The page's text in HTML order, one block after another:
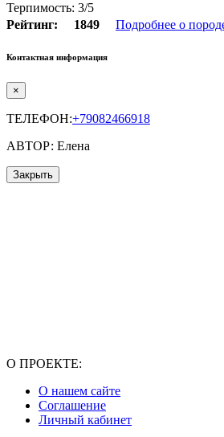
Терпимость: 3/5
Рейтинг:
1849 Подробнее о
Контактная информация
×
ТЕЛЕФОН:+79082466918
АВТОР: Елена
Закрыть
О ПРОЕКТЕ:
О нашем сайте
Соглашение
Личный кабинет